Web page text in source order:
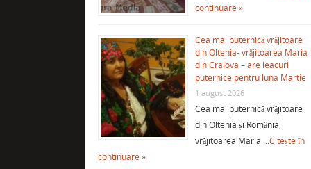
continuare »
Cea mai puternică vrăjitoare
din Oltenia- vrăjitoarea Maria
din Craiova – are leacuri
puternice pentru luna Martie
1 august 2026
Cea mai puternică vrăjitoare
din Oltenia și România,
vrăjitoarea Maria …Citește în
continuare »